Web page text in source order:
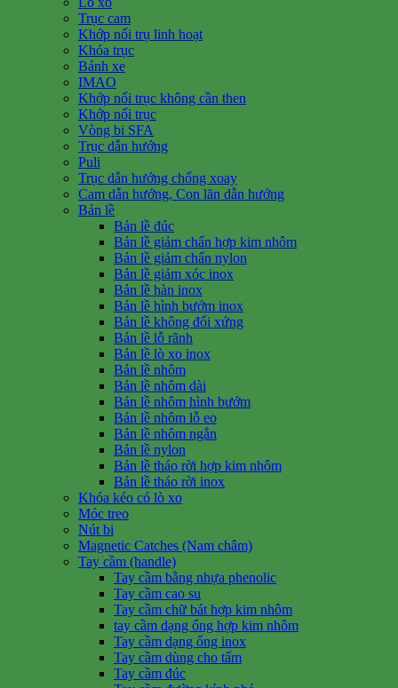
Trục cam
Khớp nối trụ linh hoạt
Khóa trục
Bánh xe
IMAO
Khớp nối trục không cần then
Khớp nối trục
Vòng bi SFA
Trục dẫn hướng
Puli
Trục dẫn hướng chống xoay
Cam dẫn hướng, Con lăn dẫn hướng
Bản lề
Bản lề đúc
Bản lề giảm chấn hợp kim nhôm
Bản lề giảm chấn nylon
Bản lề giảm xóc inox
Bản lề hàn inox
Bản lề hình bướm inox
Bản lề không đối xứng
Bản lề lỗ rãnh
Bản lề lò xo inox
Bản lề nhôm
Bản lề nhôm dài
Bản lề nhôm hình bướm
Bản lề nhôm lỗ eo
Bản lề nhôm ngắn
Bản lề nylon
Bản lề tháo rời hợp kim nhôm
Bản lề tháo rời inox
Khóa kéo có lò xo
Móc treo
Nút bi
Magnetic Catches (Nam châm)
Tay cầm (handle)
Tay cầm bằng nhựa phenolic
Tay cầm cao su
Tay cầm chữ bát hợp kim nhôm
tay cầm dạng ống hợp kim nhôm
Tay cầm dạng ống inox
Tay cầm dùng cho tấm
Tay cầm đúc